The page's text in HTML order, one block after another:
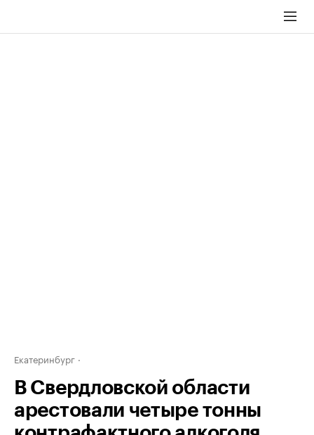
Екатеринбург
В Свердловской области
арестовали четыре тонны